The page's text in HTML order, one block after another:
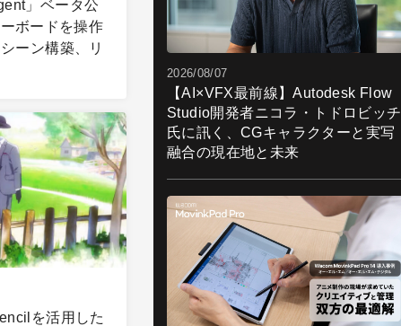
」ベータ公
ボードを操作
ーン構築、リ
を活用した
2026/08/07
【AI×VFX最前線】Autodesk Flow
Studio開発者ニコラ・トドロビッチ
氏に訊く、CGキャラクターと実写
融合の現在地と未来